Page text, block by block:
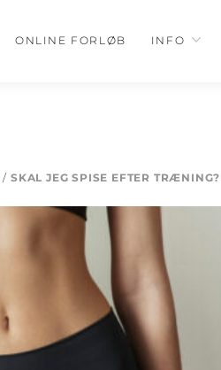
ONLINE FORLØB INFO
/ SKAL JEG SPISE EFTER